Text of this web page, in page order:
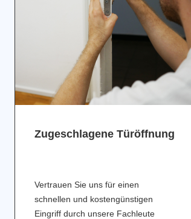
Zugeschlagene Türöffnung
Vertrauen Sie uns für einen
schnellen und kostengünstigen
Eingriff durch unsere Fachleute